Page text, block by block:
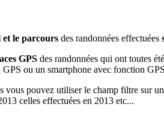
le parcours des randonnées effectuées
GPS des randonnées qui ont toutes été
ou un smartphone avec fonction
vous pouvez utiliser le champ filtre sur
celles effectuées en 2013 etc...